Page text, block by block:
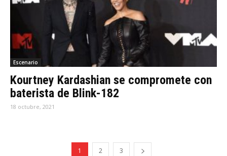
Escenario
Kourtney Kardashian se compromete con
baterista de Blink-182
18 octubre, 2021
1 2 3